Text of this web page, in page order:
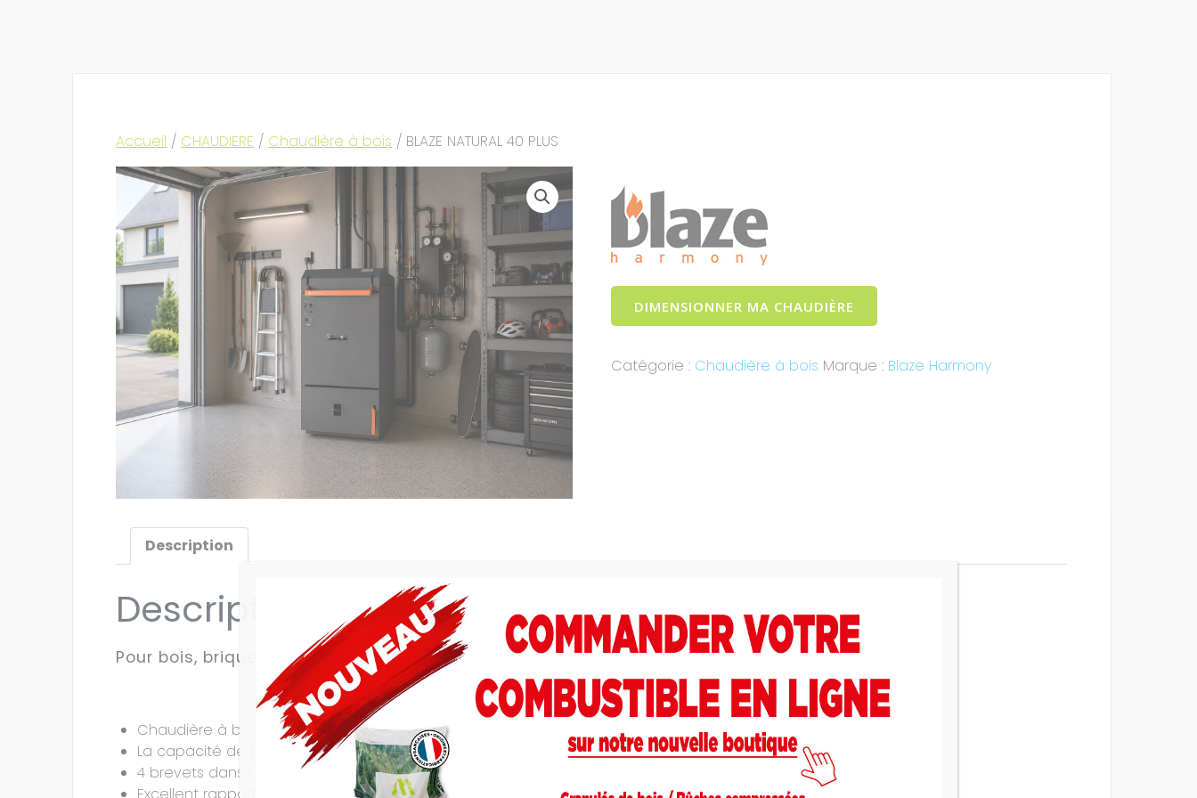
Accueil / CHAUDIERE / Chaudière à bois / BLAZE NATURAL 40 PLUS
DIMENSIONNER MA CHAUDIÈRE
Catégorie : Chaudière à bois Marque : Blaze Harmony
Description
Description
Pour bois, briquettes, et plaquettes forestières
Chaudière à bois unique avec ventilateur d’extraction et unité de contrôle pour la régulation de la puissance
La capacité de réglage de la puissance certifiée de 30–100 % permet une installation SANS ballon tampon
4 brevets dans une seule chaudière